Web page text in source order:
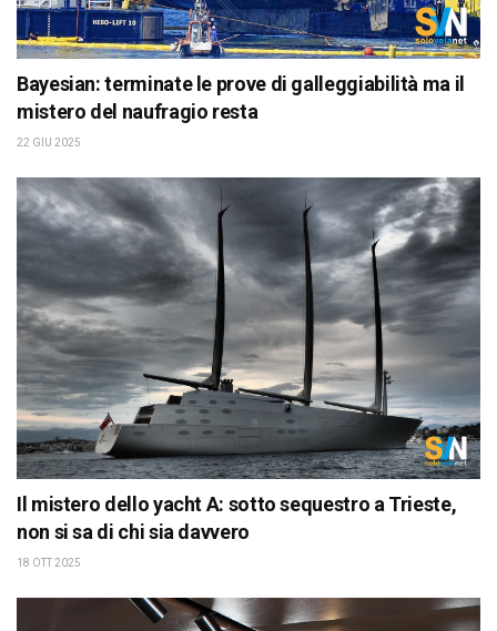
Bayesian: terminate le prove di galleggiabilità ma il
mistero del naufragio resta
22 GIU 2025
Il mistero dello yacht A: sotto sequestro a Trieste,
non si sa di chi sia davvero
18 OTT 2025